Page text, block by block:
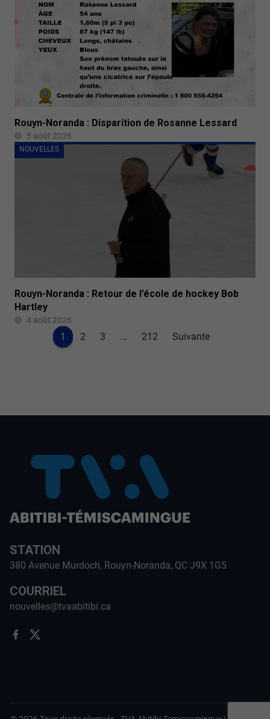
Rouyn-Noranda : Disparition de Rosanne Lessard
5 août 2026
NOUVELLES
Rouyn-Noranda : Retour de l’école de hockey Bob
Hartley
4 août 2026
1 2 3 ... 212 Suivante
STATION
380 Avenue Murdoch, Rouyn-Noranda, QC J9X 1G5
COURRIEL
nouvelles@tvaabitibi.ca